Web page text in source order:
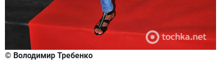
© Володимир Требенко